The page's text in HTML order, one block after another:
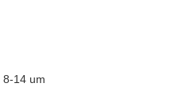
8-14 um